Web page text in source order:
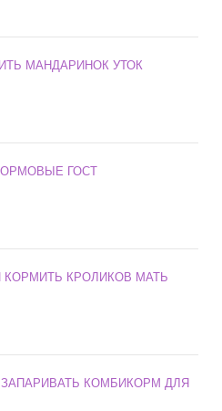
МАНДАРИНОК УТОК
ГОСТ
КРОЛИКОВ МАТЬ
КОМБИКОРМ ДЛЯ